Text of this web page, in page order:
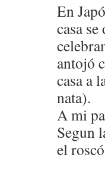
En
casa
antojó
casa a
nata).
A mi
Segun
el